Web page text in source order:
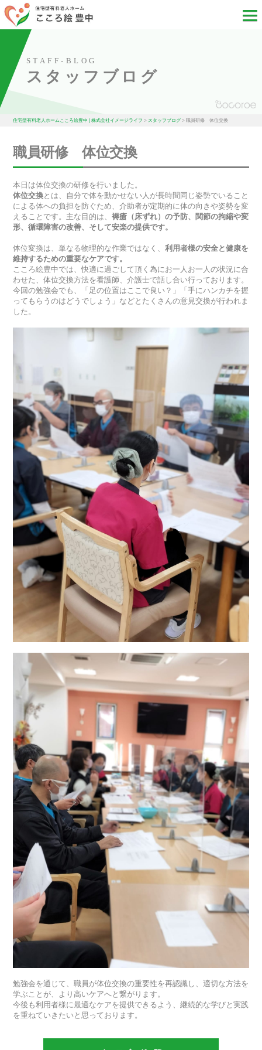
STAFF-BLOG
スタッフブログ
住宅型有料老人ホームこころ絵豊中 | 株式会社イメージライフ > スタッフブログ >職員研修 体位交換
職員研修 体位交換
本日は体位交換の研修を行いました。
体位交換とは、自分で体を動かせない人が長時間同じ姿勢でいること
による体への負担を防ぐため、介助者が定期的に体の向きや姿勢を変
えることです。主な目的は、褥瘡（床ずれ）の予防、関節の拘縮や変
形、循環障害の改善、そして安楽の提供です。
体位変換は、単なる物理的な作業ではなく、利用者様の安全と健康を
維持するための重要なケアです。
こころ絵豊中では、快適に過ごして頂く為にお一人お一人の状況に合
わせた、体位交換方法を看護師、介護士で話し合い行っております。
今回の勉強会でも、「足の位置はここで良い？」「手にハンカチを握
ってもらうのはどうでしょう」などとたくさんの意見交換が行われま
した。
勉強会を通じて、職員が体位交換の重要性を再認識し、適切な方法を
学ぶことが、より高いケアへと繋がります。
今後も利用者様に最適なケアを提供できるよう、継続的な学びと実践
を重ねていきたいと思っております。